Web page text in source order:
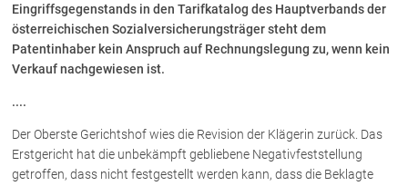
Prozessführung und
Schiedsgerichtsbarkeit
Skiunfälle in Österreich
Kanzleiteam
Netzwerk
Eingriffsgegenstands in den Tarifkatalog des Hauptverbands der
österreichischen Sozialversicherungsträger steht dem
Patentinhaber kein Anspruch auf Rechnungslegung zu, wenn kein
Verkauf nachgewiesen ist.
....
Der Oberste Gerichtshof wies die Revision der Klägerin zurück. Das
Erstgericht hat die unbekämpft gebliebene Negativfeststellung
getroffen, dass nicht festgestellt werden kann, dass die Beklagte